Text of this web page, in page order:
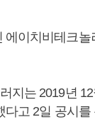
에이치비테크
지는 2019년
다고 2일 공시를